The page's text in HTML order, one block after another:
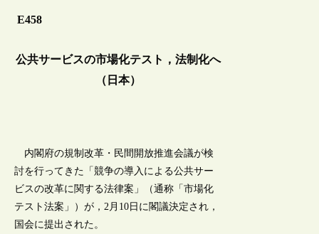
E458
公共サービスの市場化テスト，法制化へ
（日本）
内閣府の規制改革・民間開放推進会議が検
討を行ってきた「競争の導入による公共サー
ビスの改革に関する法律案」（通称「市場化
テスト法案」）が，2月10日に閣議決定され，
国会に提出された。